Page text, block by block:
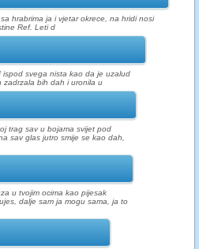
hrabrima ja i vjetar okrece, na hridi nosi
Ref. Leti d
ispod svega nista kao da je uzalud
zadrzala bih dah i uronila u
trag sav u bojama svijet pod
sav glas jutro smije se kao dah,
u tvojim ocima kao pijesak
dalje sam ja mogu sama, ja to